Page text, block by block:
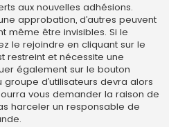
aux nouvelles adhésions.
approbation, d’autres peuvent
même être invisibles. Si le
le rejoindre en cliquant sur le
restreint et nécessite une
également sur le bouton
d’utilisateurs devra alors
vous demander la raison de
harceler un responsable de